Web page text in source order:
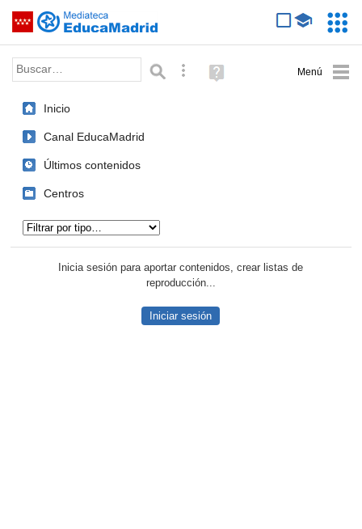
Saltar navegación
Palabra o frase: Búsqueda avanzada
Ayuda
(en
Inicio
Canal EducaMadrid
Últimos contenidos
Centros
Inicia sesión para aportar contenidos, crear listas de
reproducción...
Iniciar sesión